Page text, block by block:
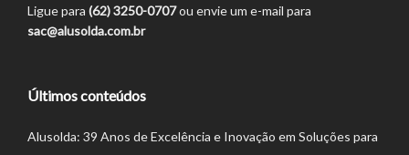
Ligue para (62) 3250-0707ou envie um e-mail para
sac@alusolda.com.br
Últimos conteúdos
Alusolda: 39 Anos de Excelência e Inovação em Soluções para